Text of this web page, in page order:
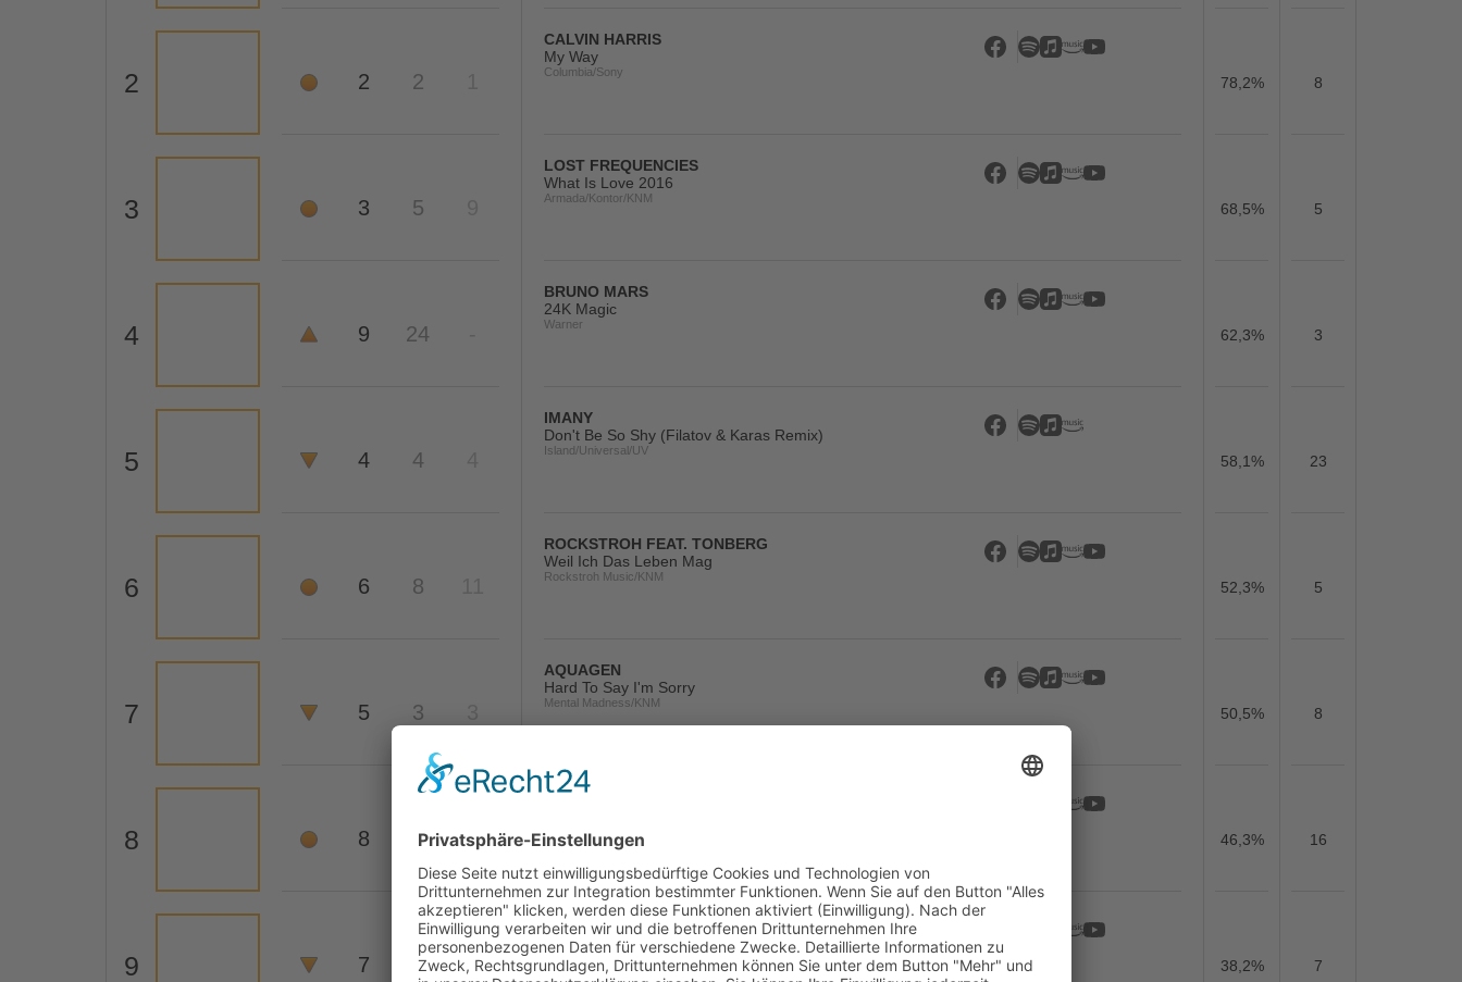
2 2 2
CALVIN HARRIS
My Way
Columbia/Sony
78,2% 8
3 3 5
LOST FREQUENCIES
What Is Love 2016
Armada/Kontor/KNM
68,5% 5
4 9 24
BRUNO MARS
24K Magic
Warner
62,3% 3
5 4 4
IMANY
Don't Be So Shy (Filatov & Karas Remix)
Island/Universal/UV
58,1% 23
6 6 8
ROCKSTROH FEAT. TONBERG
Weil Ich Das Leben Mag
Rockstroh Music/KNM
52,3% 5
7 5 3 3
AQUAGEN
Hard To Say I'm Sorry
Mental Madness/KNM
50,5% 8
8 8 7 5
FELIX JAEHN FEAT. ALMA
46,3% 16
9 7 6 6
ALLE FARBEN
Bad Ideas
Synesthesia/Sony
38,2% 7